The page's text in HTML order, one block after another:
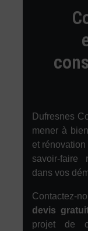
Dufresnes
mener à
et
savoir-faire
dans vos
Contactez-
devis
projet de